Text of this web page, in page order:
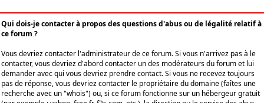
Qui dois-je contacter à propos des questions d'abus ou de légalité relatif à
ce forum ?
Vous devriez contacter l'administrateur de ce forum. Si vous n'arrivez pas à le
contacter, vous devriez d'abord contacter un des modérateurs du forum et lui
demander avec qui vous devriez prendre contact. Si vous ne recevez toujours
pas de réponse, vous devriez contacter le propriétaire du domaine (faîtes une
recherche avec un "whois") ou, si ce forum fonctionne sur un hébergeur gratuit